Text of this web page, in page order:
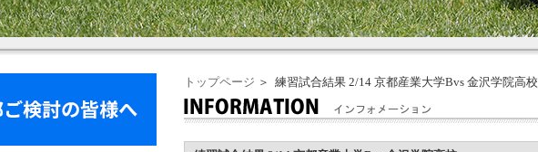
トップページ ＞ 練習試合結果 2/14 京都産業大学Bvs 金沢学院高校